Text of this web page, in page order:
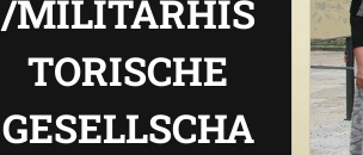
/MILITÄRHIS
TORISCHE
GESELLSCHA